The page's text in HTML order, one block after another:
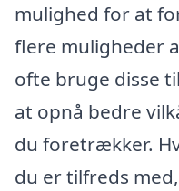
mulighed for at
flere muligheder
ofte bruge disse
at opnå bedre
du foretrækker.
du er tilfreds